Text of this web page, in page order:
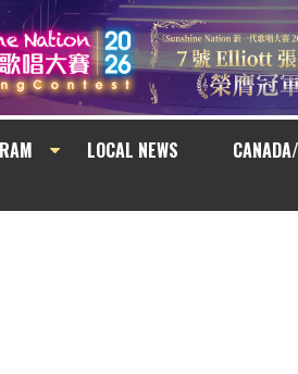
LOCAL NEWS